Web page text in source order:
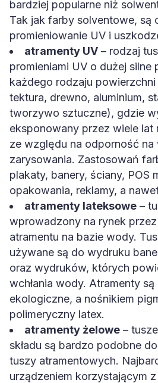
bardziej popularne niż
Tak jak farby solventowe, są
promieniowanie UV i
atramenty UV – rodzaj
promieniami UV o dużej silne
każdego rodzaju powierzchni
tektura, drewno, aluminium,
tworzywo sztuczne), gdzie
eksponowany przez wiele lat
ze względu na odporność na
zarysowania. Zastosowań
plakaty, banery, ściany, POS
opakowania, reklamy, a
atramenty lateksowe –
wprowadzony na rynek
atramentu na bazie wody.
używane są do wydruku
oraz wydruków, których
wchłania wody. Atramenty są
ekologiczne, a nośnikiem
polimeryczny latex.
atramenty żelowe –
składu są bardzo podobne
tuszy atramentowych.
urządzeniem korzystającym